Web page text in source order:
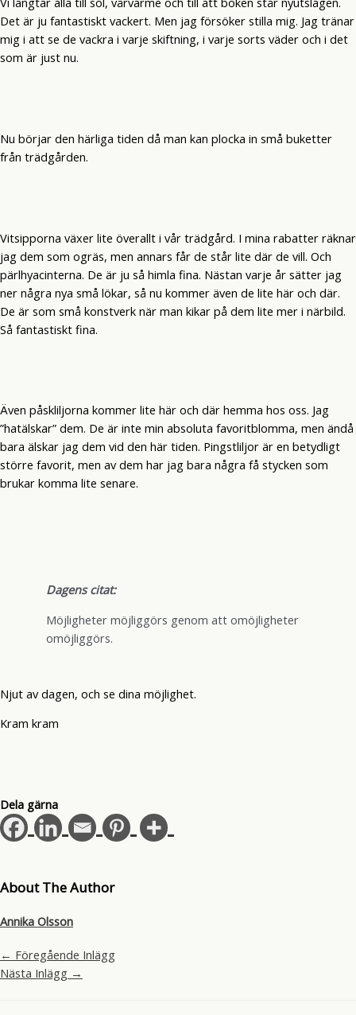
Det är ju fantastiskt vackert. Men jag försöker stilla mig. Jag tränar
mig i att se de vackra i varje skiftning, i varje sorts väder och i det
som är just nu.
Nu börjar den härliga tiden då man kan plocka in små buketter
från trädgården.
Vitsipporna växer lite överallt i vår trädgård. I mina rabatter räknar
jag dem som ogräs, men annars får de står lite där de vill. Och
pärlhyacinterna. De är ju så himla fina. Nästan varje år sätter jag
ner några nya små lökar, så nu kommer även de lite här och där.
De är som små konstverk när man kikar på dem lite mer i närbild.
Så fantastiskt fina.
Även påskliljorna kommer lite här och där hemma hos oss. Jag
”hatälskar” dem. De är inte min absoluta favoritblomma, men ändå
bara älskar jag dem vid den här tiden. Pingstliljor är en betydligt
större favorit, men av dem har jag bara några få stycken som
brukar komma lite senare.
Dagens citat:
Möjligheter möjliggörs genom att omöjligheter
omöjliggörs.
Njut av dagen, och se dina möjlighet.
Kram kram
Dela gärna
About The Author
Annika Olsson
← Föregående Inlägg
Nästa Inlägg →